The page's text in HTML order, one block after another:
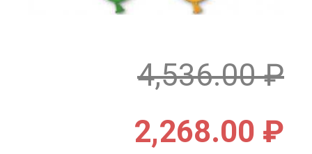
4,536.00₽
2,268.00 ₽